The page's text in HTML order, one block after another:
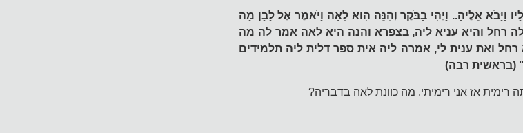
וַיָּבֹא אֵלֶיהָ.. וַיְהִי בַבֹּקֶר וְהִנֵּה הִוא לֵאָה וַיֹּאמֶר אֶל לָבָן מַה
רחל והיא עניא ליה, בצפרא והנה היא לאה אמר לה מה
ואת ענית לי, אמרה ליה אית ספר דלית ליה תלמידים
(בראשית רבה)
אז אני רימיתי. מה כוונת לאה בדבריה?